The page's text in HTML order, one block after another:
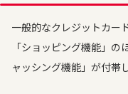
一般的なクレジットカー
「ショッピング機能」
ャッシング機能」が付帯